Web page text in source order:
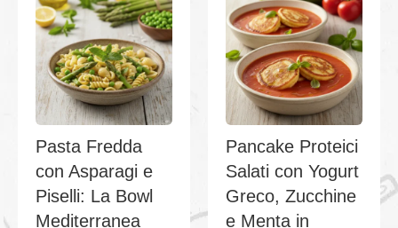
Pasta Fredda
con Asparagi e
Piselli: La Bowl
Mediterranea
Pancake Proteici
Salati con Yogurt
Greco, Zucchine
e Menta in